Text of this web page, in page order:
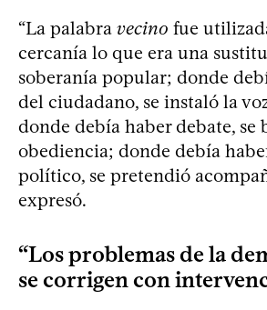
“La palabra vecino fue
cercanía lo que era una
soberanía popular; donde
del ciudadano, se instaló la
donde debía haber debate, se
obediencia; donde debía
político, se pretendió
expresó.
“Los problemas de la
se corrigen con